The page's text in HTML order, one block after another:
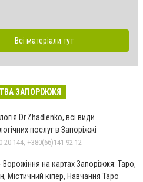
Всі матеріали тут
ЗАПОРІЖЖЯ
всі види
послуг в Запоріжжі
20-144, +380(66)141-92-12
Ворожіння на картах Запоріжжя: Таро,
Містичний кіпер, Навчання Таро